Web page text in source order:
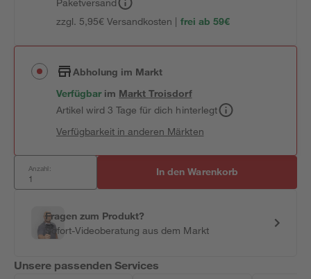
Paketversand
zzgl. 5,95€ Versandkosten | frei ab 59€
Abholung im Markt
Verfügbar im MarktTroisdorf
Artikel wird 3 Tage für dich hinterlegt
Verfügbarkeit in anderen Märkten
Anzahl: In den Warenkorb
Fragen zum Produkt?
Sofort-Videoberatung aus dem Markt
Unsere passenden Services